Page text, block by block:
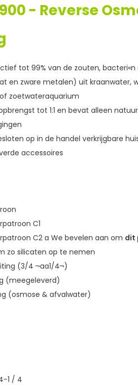
- Reverse
tot 99% van de zouten,
en zware metalen) uit kraanwater,
zoetwateraquarium
tot 1:1 en bevat alleen
op in de handel verkrijgbare
accessoires
C1
C2 a We bevelen aan om dit
zo silicaten op te nemen
(3/4 ¬aa1/4¬)
(meegeleverd)
(osmose & afvalwater)
1 / 4